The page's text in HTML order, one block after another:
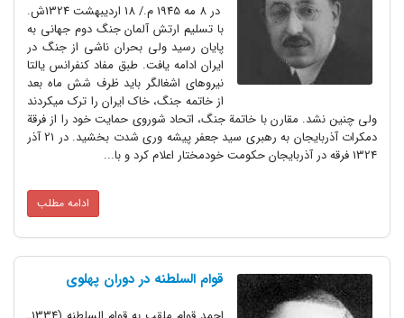
در 8 مه 1945 م./ 18 اردیبهشت 1324ش.
با تسلیم ارتش آلمان جنگ دوم جهانی به
پایان رسید ولی بحران ناشی از جنگ در
ایران ادامه یافت. طبق مفاد کنفرانس یالتا
نیروهای اشغالگر باید ظرف شش ماه بعد
از خاتمه جنگ، خاک ایران را ترک میکردند
ولی چنین نشد. مقارن با خاتمة جنگ، اتحاد شوروی حمایت خود را از فرقة
دمکرات آذربایجان به رهبری سید جعفر پیشه وری شدت بخشید. در 21 آذر
1324 فرقه در آذربایجان حکومت خودمختار اعلام کرد و با...
ادامه مطلب
قوام السلطنه در دوران پهلوی